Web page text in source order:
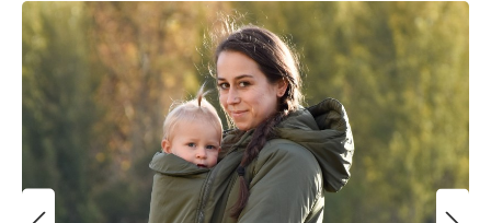
Bildergalerie überspringen